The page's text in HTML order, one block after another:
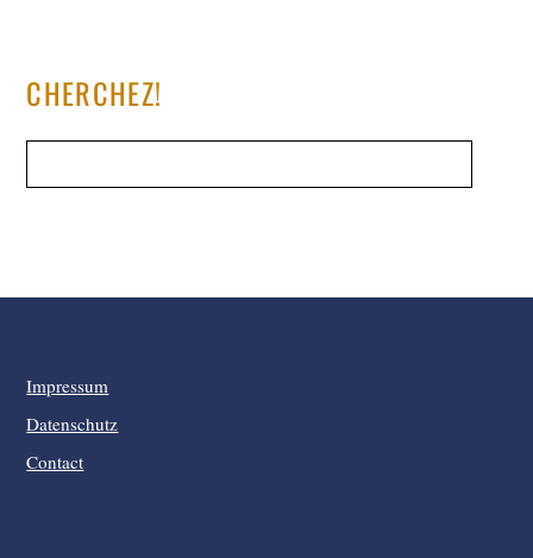
CHERCHEZ!
Impressum
Datenschutz
Contact